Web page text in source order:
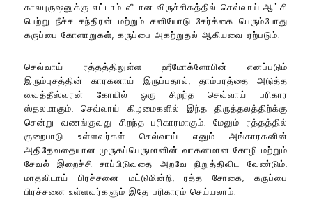
காலபுருஷனுக்கு எட்டாம் வீடான விருச்சிகத்தில் செவ்வாய் ஆட்சி
பெற்று நீச்ச சந்திரன் மற்றும் சனியோடு சேர்க்கை பெரும்போது
கருப்பை கோளாறுகள், கருப்பை அகற்றுதல் ஆகியவை ஏற்படும்.
செவ்வாய் ரத்தத்திலுள்ள ஹீமோக்ளோபின் எனப்படும்
இரும்புசத்தின் காரகனாய் இருப்பதால், தாம்பரத்தை அடுத்த
வைத்தீஸ்வரன் கோயில் ஒரு சிறந்த செவ்வாய் பரிகார
ஸ்தலமாகும். செவ்வாய் கிழமைகளில் இந்த திருத்தலத்திற்க்கு
சென்று வணங்குவது சிறந்த பரிகாரமாகும். மேலும் ரத்தத்தில்
குறைபாடு உள்ளவர்கள் செவ்வாய் எனும் அங்காரகனின்
அதிதேவதையான முருகப்பெருமானின் வாகனமான கோழி மற்றும்
சேவல் இறைச்சி சாப்பிடுவதை அறவே நிறுத்திவிட வேண்டும்.
மாதவிடாய் பிரச்சனை மட்டுமின்றி, ரத்த சோகை, கருப்பை
பிரச்சனை உள்ளவர்களும் இதே பரிகாரம் செய்யலாம்.